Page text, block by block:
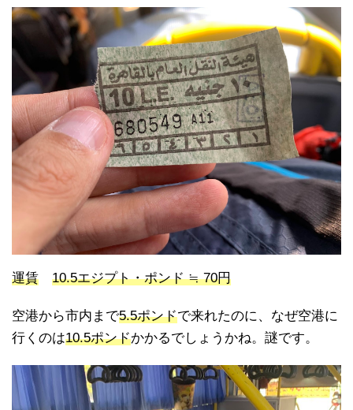
運賃 10.5エジプト・ポンド ≒ 70円
空港から市内まで5.5ポンドで来れたのに、なぜ空港に
行くのは10.5ポンドかかるでしょうかね。謎です。